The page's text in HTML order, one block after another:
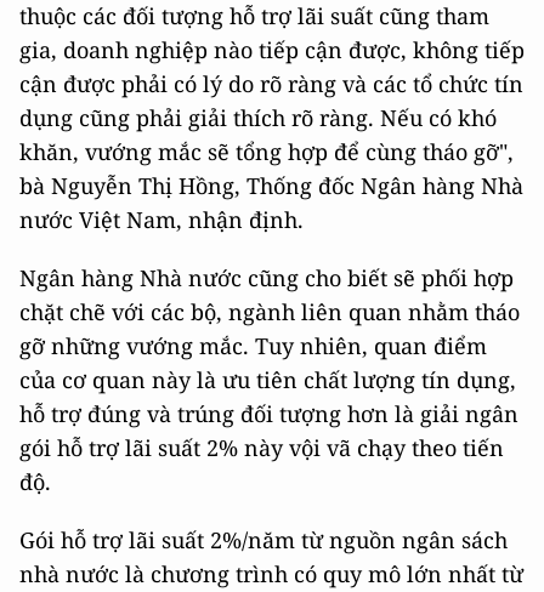
thuộc các đối tượng hỗ trợ lãi suất cũng tham
gia, doanh nghiệp nào tiếp cận được, không tiếp
cận được phải có lý do rõ ràng và các tổ chức tín
dụng cũng phải giải thích rõ ràng. Nếu có khó
khăn, vướng mắc sẽ tổng hợp để cùng tháo gỡ",
bà Nguyễn Thị Hồng, Thống đốc Ngân hàng Nhà
nước Việt Nam, nhận định.
Ngân hàng Nhà nước cũng cho biết sẽ phối hợp
chặt chẽ với các bộ, ngành liên quan nhằm tháo
gỡ những vướng mắc. Tuy nhiên, quan điểm
của cơ quan này là ưu tiên chất lượng tín dụng,
hỗ trợ đúng và trúng đối tượng hơn là giải ngân
gói hỗ trợ lãi suất 2% này vội vã chạy theo tiến
độ.
Gói hỗ trợ lãi suất 2%/năm từ nguồn ngân sách
nhà nước là chương trình có quy mô lớn nhất từ